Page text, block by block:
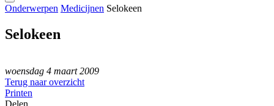
Onderwerpen Medicijnen Selokeen
Selokeen
woensdag 4 maart 2009
Terug naar overzicht
Printen
Delen